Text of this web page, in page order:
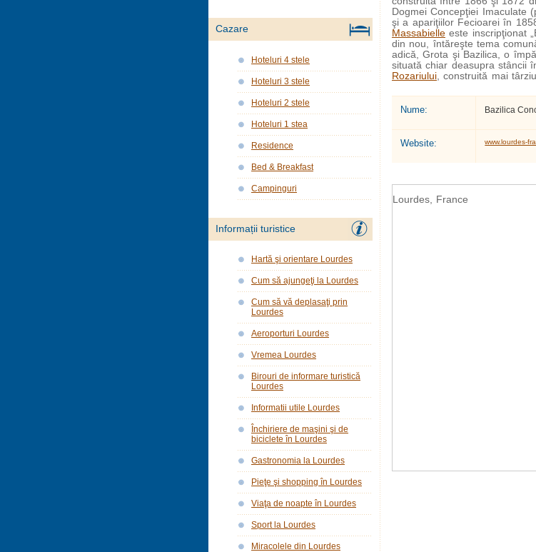
Dogmei Concepţiei Imaculate
şi a apariţiilor Fecioarei în
Massabielle este inscripţionat
din nou, întăreşte tema
adică, Grota şi Bazilica, o
situată chiar deasupra stâncii
Rozariului, construită mai
Nume: Bazilica
Website: www.lourdes-
Lourdes, France
Cazare
Hoteluri 4 stele
Hoteluri 3 stele
Hoteluri 2 stele
Hoteluri 1 stea
Residence
Bed & Breakfast
Campinguri
Informații turistice
Hartă şi orientare Lourdes
Cum să ajungeţi la Lourdes
Cum să vă deplasaţi prin
Lourdes
Aeroporturi Lourdes
Vremea Lourdes
Birouri de informare turistică
Lourdes
Informatii utile Lourdes
Închiriere de maşini şi de
biciclete în Lourdes
Gastronomia la Lourdes
Pieţe şi shopping în Lourdes
Viaţa de noapte în Lourdes
Sport la Lourdes
Miracolele din Lourdes